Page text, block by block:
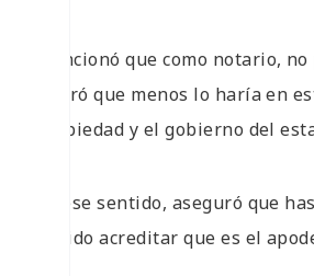
Mencionó que como notario,
aclaró que menos lo haría en
propiedad y el gobierno del
En ese sentido, aseguró que
podido acreditar que es el